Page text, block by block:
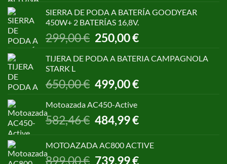
era:
1.055,00 €.
es:
SIERRA DE PODA A BATERÍA GOODYEAR
450W+ 2 BATERÍAS 16,8V.
299,00€ El
precio
original
299,00 €.
250,00€El
actual
250,00 €.
TIJERA DE PODA A BATERIA CAMPAGNOLA
STARK L
650,00€
El
precio
original
650,00 €.
499,00€El
499,00 €.
Motoazada AC450-Active
582,46€
El
precio
era:
582,46 €.
484,99€El
es:
484,99 €.
MOTOAZADA AC800 ACTIVE
899,00€ El
739,99€El